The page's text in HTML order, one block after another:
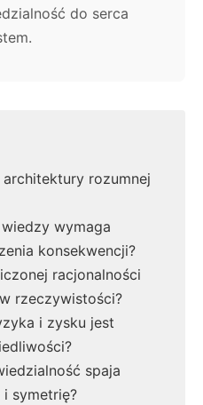
do serca
rozumnej
wymaga
konsekwencji?
racjonalności
rzeczywistości?
i zysku jest
spaja
symetrię?